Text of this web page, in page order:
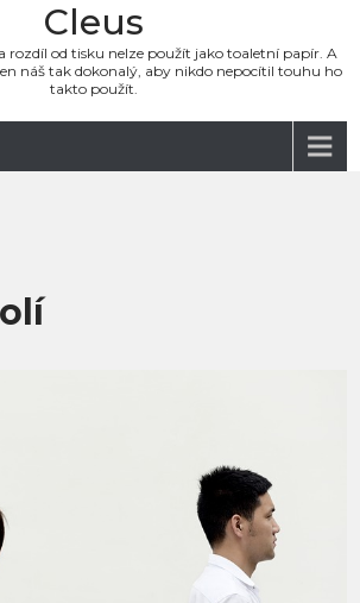
Cleus
rozdíl od tisku nelze použít jako toaletní papír. A
náš tak dokonalý, aby nikdo nepocítil touhu ho
takto použít.